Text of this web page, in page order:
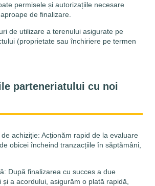
permisele și autorizațiile necesare
de finalizare.
de utilizare a terenului asigurate pe
(proprietate sau închiriere pe termen
parteneriatului cu noi
achiziție: Acționăm rapid de la evaluare
obicei încheind tranzacțiile în săptămâni,
După finalizarea cu succes a due
și a acordului, asigurăm o plată rapidă,